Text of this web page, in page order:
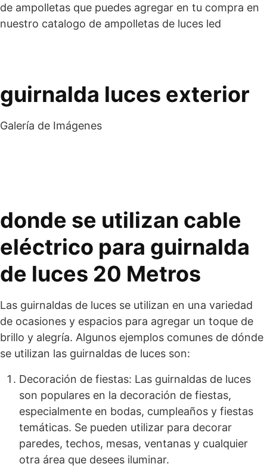
de ampolletas que puedes agregar en tu compra en
nuestro catalogo de ampolletas de luces led
guirnalda luces exterior
Galería de Imágenes
donde se utilizan cable
eléctrico para guirnalda
de luces 20 Metros
Las guirnaldas de luces se utilizan en una variedad
de ocasiones y espacios para agregar un toque de
brillo y alegría. Algunos ejemplos comunes de dónde
se utilizan las guirnaldas de luces son:
Decoración de fiestas: Las guirnaldas de luces
son populares en la decoración de fiestas,
especialmente en bodas, cumpleaños y fiestas
temáticas. Se pueden utilizar para decorar
paredes, techos, mesas, ventanas y cualquier
otra área que desees iluminar.